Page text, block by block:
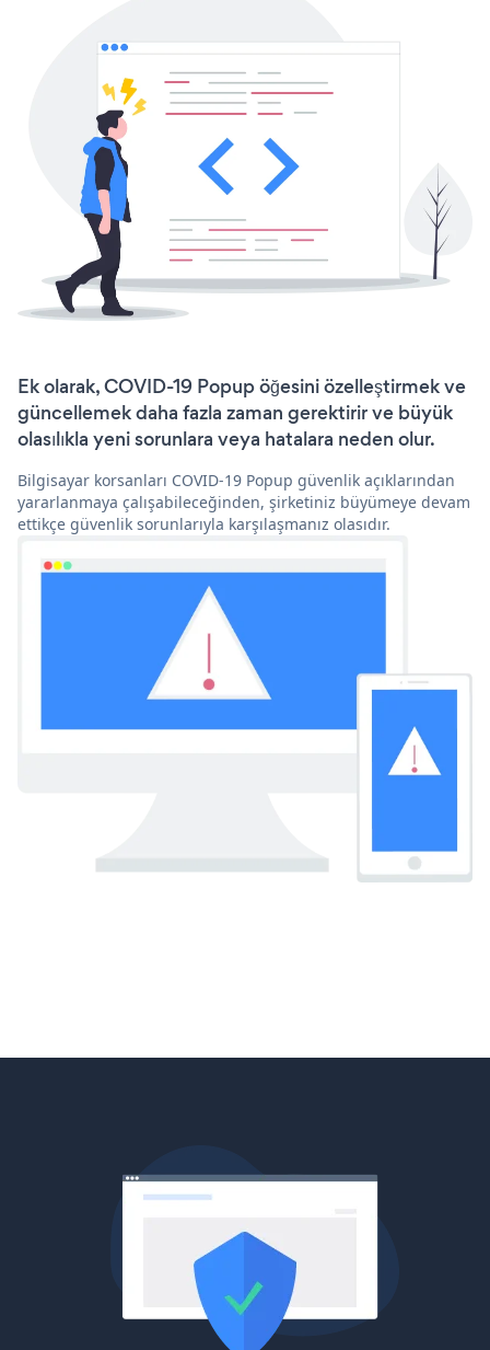
Ek olarak, COVID-19 Popup öğesini özelleştirmek ve
güncellemek daha fazla zaman gerektirir ve büyük
olasılıkla yeni sorunlara veya hatalara neden olur.
Bilgisayar korsanları COVID-19 Popup güvenlik açıklarından
yararlanmaya çalışabileceğinden, şirketiniz büyümeye devam
ettikçe güvenlik sorunlarıyla karşılaşmanız olasıdır.